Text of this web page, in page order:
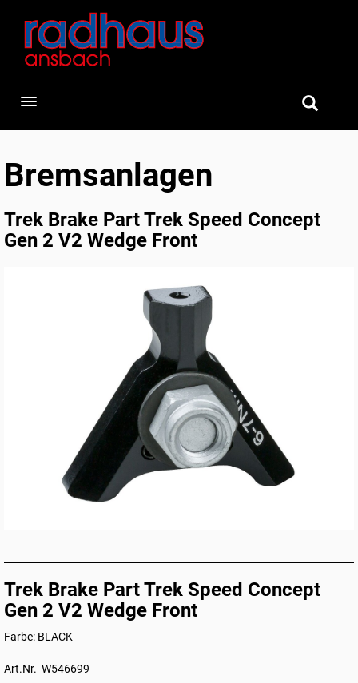
Toggle navigation
Bremsanlagen
Trek Brake Part Trek Speed Concept
Gen 2 V2 Wedge Front
Trek Brake Part Trek Speed Concept
Gen 2 V2 Wedge Front
Farbe: BLACK
Art.Nr. W546699